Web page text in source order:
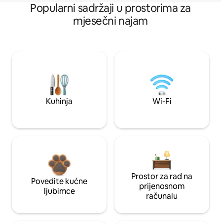
Popularni sadržaji u prostorima za
mjesečni najam
Kuhinja Wi-Fi
Povedite kućne
ljubimce
Prostor za rad na
prijenosnom
računalu